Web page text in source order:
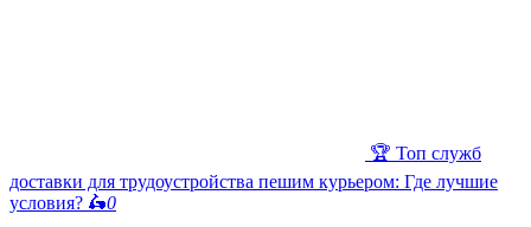
🏆 Топ служб
доставки для трудоустройства пешим курьером: Где лучшие
условия? 🛵0